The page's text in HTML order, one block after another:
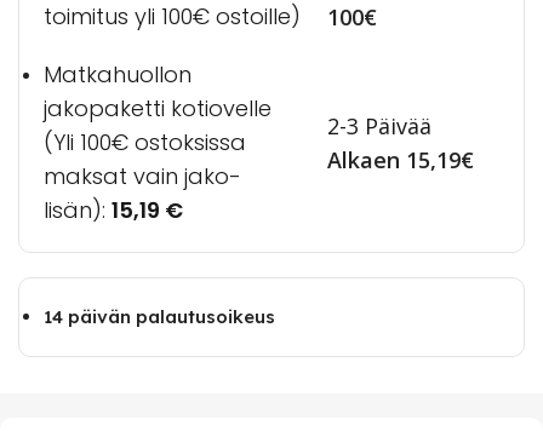
toimitus yli 100€ ostoille)
100€
Matkahuollon
jakopaketti kotiovelle
(Yli 100€ ostoksissa
maksat vain jako-
lisän): 15,19 €
2-3 Päivää
Alkaen 15,19€
14 päivän palautusoikeus